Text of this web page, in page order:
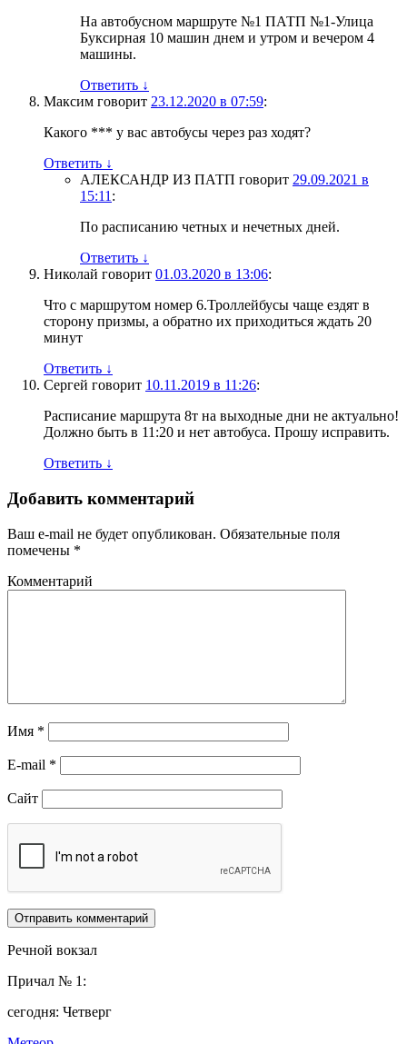
На автобусном маршруте №1 ПАТП №1-Улица
Буксирная 10 машин днем и утром и вечером 4
машины.
Ответить ↓
Максим говорит 23.12.2020 в 07:59:
Какого *** у вас автобусы через раз ходят?
Ответить ↓
АЛЕКСАНДР ИЗ ПАТП говорит 29.09.2021 в
15:11:
По расписанию четных и нечетных дней.
Ответить ↓
Николай говорит 01.03.2020 в 13:06:
Что с маршрутом номер 6.Троллейбусы чаще ездят в
сторону призмы, а обратно их приходиться ждать 20
минут
Ответить ↓
Сергей говорит 10.11.2019 в 11:26:
Расписание маршрута 8т на выходные дни не актуально!
Должно быть в 11:20 и нет автобуса. Прошу исправить.
Ответить ↓
Добавить комментарий
Ваш e-mail не будет опубликован. Обязательные поля
помечены *
Комментарий
Имя *
E-mail *
Сайт
Речной вокзал
Причал № 1:
сегодня: Четверг